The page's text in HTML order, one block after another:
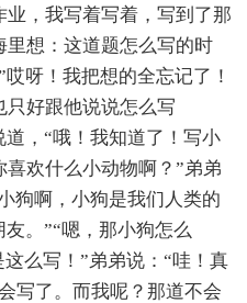
，我写着写着，写到了那
里想：这道题怎么写的时
呀！我把想的全忘记了！
好跟他说说怎么写
，“哦！我知道了！写小
欢什么小动物啊？”弟弟
狗啊，小狗是我们人类的
。”“嗯，那小狗怎么
么写！”弟弟说：“哇！真
写了。而我呢？那道不会